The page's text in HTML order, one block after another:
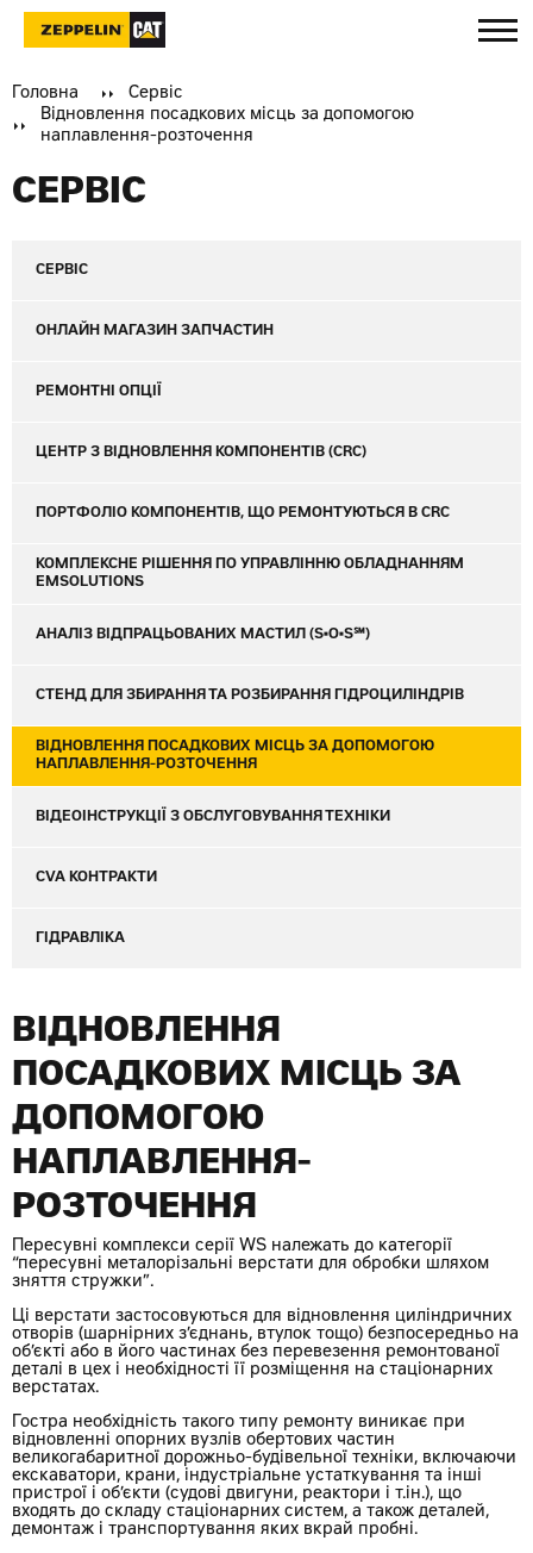
Головна
Сервіс
Відновлення посадкових місць за допомогою
наплавлення-розточення
СЕРВІС
СЕРВІС
ОНЛАЙН МАГАЗИН ЗАПЧАСТИН
РЕМОНТНІ ОПЦІЇ
ЦЕНТР З ВІДНОВЛЕННЯ КОМПОНЕНТІВ (CRC)
ПОРТФОЛІО КОМПОНЕНТІВ, ЩО РЕМОНТУЮТЬСЯ В CRC
КОМПЛЕКСНЕ РІШЕННЯ ПО УПРАВЛІННЮ ОБЛАДНАННЯМ
EMSOLUTIONS
АНАЛІЗ ВІДПРАЦЬОВАНИХ МАСТИЛ (S•O•S℠)
СТЕНД ДЛЯ ЗБИРАННЯ ТА РОЗБИРАННЯ ГІДРОЦИЛІНДРІВ
ВІДНОВЛЕННЯ ПОСАДКОВИХ МІСЦЬ ЗА ДОПОМОГОЮ
НАПЛАВЛЕННЯ-РОЗТОЧЕННЯ
ВІДЕОІНСТРУКЦІЇ З ОБСЛУГОВУВАННЯ ТЕХНІКИ
CVA КОНТРАКТИ
ГІДРАВЛІКА
ВІДНОВЛЕННЯ
ПОСАДКОВИХ МІСЦЬ ЗА
ДОПОМОГОЮ
НАПЛАВЛЕННЯ-
РОЗТОЧЕННЯ
Пересувні комплекси серії WS належать до категорії
“пересувні металорізальні верстати для обробки шляхом
зняття стружки”.
Ці верстати застосовуються для відновлення циліндричних
отворів (шарнірних з’єднань, втулок тощо) безпосередньо на
об’єкті або в його частинах без перевезення ремонтованої
деталі в цех і необхідності її розміщення на стаціонарних
верстатах.
Гостра необхідність такого типу ремонту виникає при
відновленні опорних вузлів обертових частин
великогабаритної дорожньо-будівельної техніки, включаючи
екскаватори, крани, індустріальне устаткування та інші
пристрої і об’єкти (судові двигуни, реактори і т.ін.), що
входять до складу стаціонарних систем, а також деталей,
демонтаж і транспортування яких вкрай пробні.